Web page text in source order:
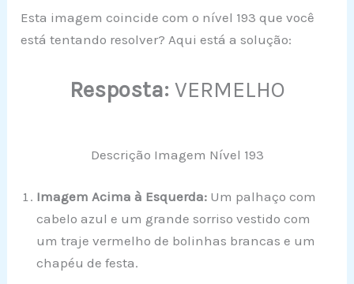
Esta imagem coincide com o nível 193 que você
está tentando resolver? Aqui está a solução:
Resposta: VERMELHO
Descrição Imagem Nível 193
Imagem Acima à Esquerda: Um palhaço com
cabelo azul e um grande sorriso vestido com
um traje vermelho de bolinhas brancas e um
chapéu de festa.